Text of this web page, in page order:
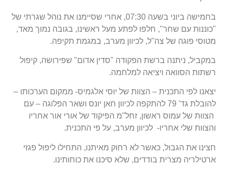
בחמישה ביוני בשעה 07:30, אחרי שסיימנו את נוהל שגרתי של
"כוננות עם שחר", חלפו לפתע מעל ראשינו, בגובה נמוך מאד,
מטוסי פוגה של צה"ל, לכיוון מערב, במגמת תקיפה.
במקביל, ניתנה ברשת הפקודה "סדין אדום" שפירושה, קיפול
רשתות הסוואה ויציאה למלחמה.
יצאנו לפי התכנית – הצוות של יוסי אלגמיס- ממקום הערכותו –
להובלת גד' 79 להתקפה לכיוון חאן יונס ושאר הפלוגה – עם
הצוות של עמוס ראשון, זחל"מ הפיקוד של אורי אור אחריו
והצוות שלי אחריו- לכיוון מערב, על פי התכנית.
חצינו את הגבול, כאשר לא רחוק מאיתנו, התחילו ליפול פגזי
ארטילריה מצרית בודדים, שלא סיכנו את כוחותינו.